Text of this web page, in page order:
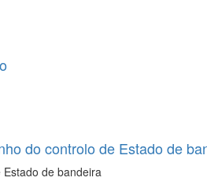
do controlo de Estado de
de bandeira